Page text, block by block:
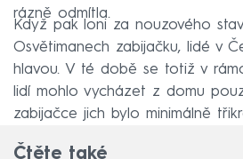
rázně odmítla.
Když pak loni za nouzového
Osvětimanech zabijačku, lidé v
hlavou. V té době se totiž v
lidí mohlo vycházet z domu
zabijačce jich bylo minimálně
Čtěte také